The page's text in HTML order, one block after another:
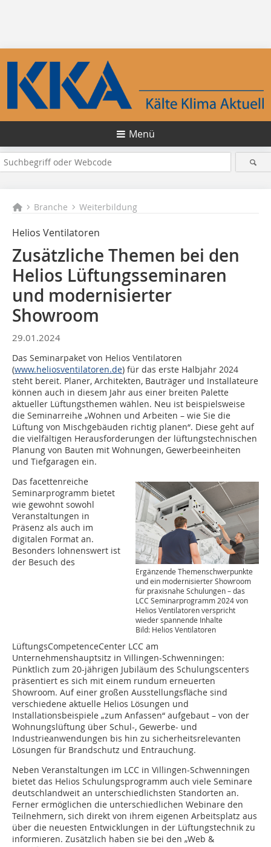
Menü
Branche Weiterbildung
Helios Ventilatoren
Zusätzliche Themen bei den
Helios Lüftungsseminaren
und modernisierter
Showroom
29.01.2024
Das Seminarpaket von Helios Ventilatoren
(www.heliosventilatoren.de) für das erste Halbjahr 2024
steht bereit. Planer, Architekten, Bauträger und Installateure
können auch in diesem Jahr aus einer breiten Palette
aktueller Lüftungsthemen wählen. Neu ist beispielsweise
die Seminarreihe „Wohnen und Arbeiten – wie Sie die
Lüftung von Mischgebäuden richtig planen“. Diese geht auf
die vielfältigen Herausforderungen der lüftungstechnischen
Planung von Bauten mit Wohnungen, Gewerbeeinheiten
und Tiefgaragen ein.
Ergänzende Themenschwerpunkte
und ein modernisierter Showroom
für praxisnahe Schulungen – das
LCC Seminarprogramm 2024 von
Helios Ventilatoren verspricht
wieder spannende Inhalte
Bild: Helios Ventilatoren
Das facettenreiche
Seminarprogramm bietet
wie gewohnt sowohl
Veranstaltungen in
Präsenz als auch im
digitalen Format an.
Besonders lohnenswert ist
der Besuch des
LüftungsCompetenceCenter LCC am
Unternehmenshauptsitz in Villingen-Schwenningen:
Pünktlich zum 20-jährigen Jubiläum des Schulungscenters
präsentiert es sich mit einem rundum erneuerten
Showroom. Auf einer großen Ausstellungsfläche sind
verschiedene aktuelle Helios Lösungen und
Installationsbeispiele „zum Anfassen“ aufgebaut – von der
Wohnungslüftung über Schul-, Gewerbe- und
Industrieanwendungen bis hin zu sicherheitsrelevanten
Lösungen für Brandschutz und Entrauchung.
Neben Veranstaltungen im LCC in Villingen-Schwenningen
bietet das Helios Schulungsprogramm auch viele Seminare
deutschlandweit an unterschiedlichsten Standorten an.
Ferner ermöglichen die unterschiedlichen Webinare den
Teilnehmern, sich direkt von ihrem eigenen Arbeitsplatz aus
über die neuesten Entwicklungen in der Lüftungstechnik zu
informieren. Zusätzlich haben sie bei den „Web &